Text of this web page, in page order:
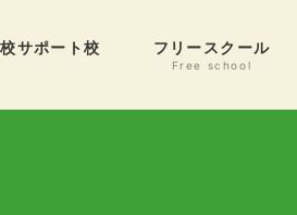
サポート校 フリースクール
Free school